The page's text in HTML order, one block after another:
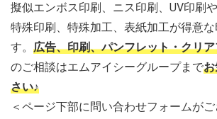
擬似エンボス印刷、ニス印刷、UV印刷
特殊印刷、特殊加工、表紙加工が得意
す。 広告、印刷、パンフレット・クリ
のご相談はエムアイシーグループまで
さい♪
＜ページ下部に問い合わせフォームがご